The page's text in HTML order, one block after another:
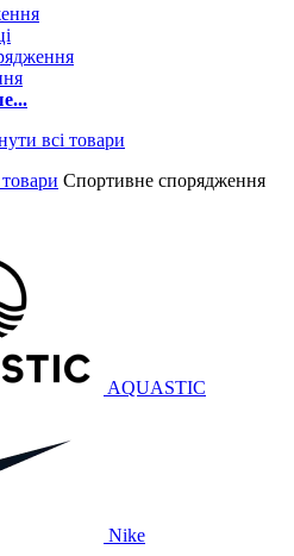
Спортивне спорядження
AQUASTIC
Nike